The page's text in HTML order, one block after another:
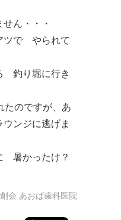
ん・・・
ツで やられて
釣り堀に行き
のですが、あ
ンジに逃げま
暑かったけ？
会 あおば歯科医院